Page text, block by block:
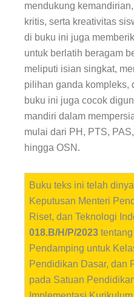
mendukung
kritis, serta kreativitas
di buku ini juga
untuk berlatih beragam
meliputi isian singkat,
pilihan ganda kompleks,
buku ini juga cocok
mandiri dalam
mulai dari PH, PTS,
hingga OSN.
Buku teks ini telah
Keputusan Menteri
Riset, dan Teknologi
018.B/H/P/2023
Pendamping untuk
Pendidikan Dasar, dan
pada Satuan